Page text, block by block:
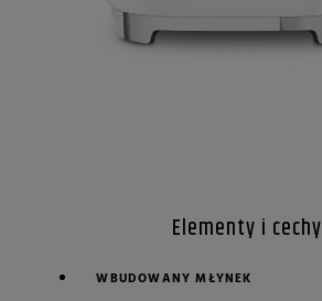
Elementy i cechy
WBUDOWANY MŁYNEK